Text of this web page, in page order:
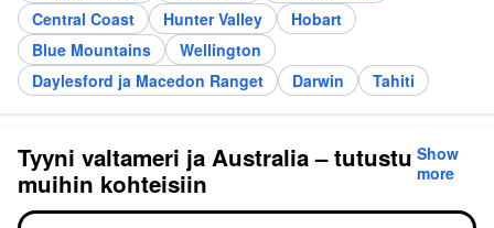
Central Coast
Hunter Valley
Hobart
Blue Mountains
Wellington
Daylesford ja Macedon Ranget
Darwin Tahiti
Tyyni valtameri ja Australia – tutustu
muihin kohteisiin
Show
more